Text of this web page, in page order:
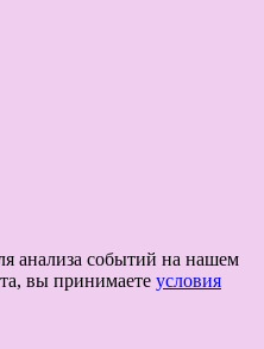
анализа событий на нашем
вы принимаете условия